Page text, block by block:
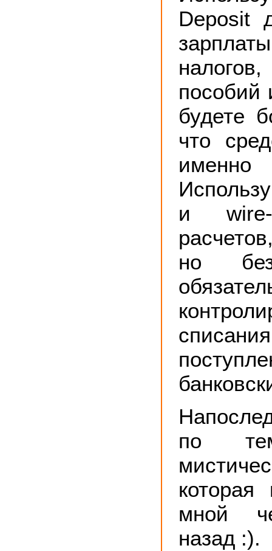
Deposit
пособий
будете
что
и wire-
но
по
мной
назад :).